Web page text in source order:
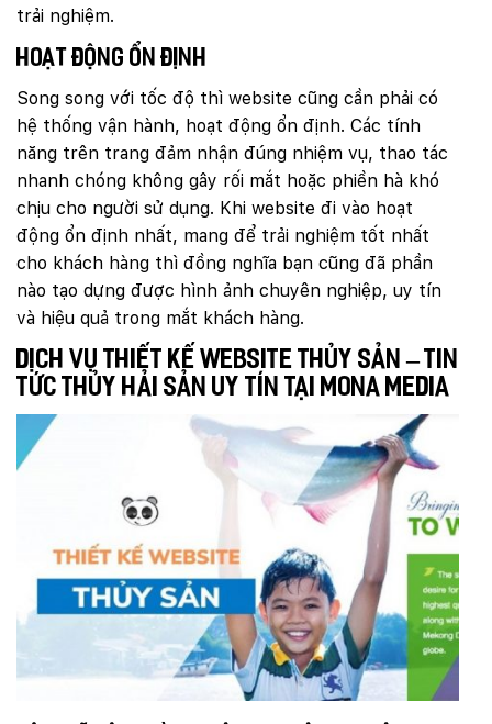
trải nghiệm.
Hoạt động ổn định
Song song với tốc độ thì website cũng cần phải có
hệ thống vận hành, hoạt động ổn định. Các tính
năng trên trang đảm nhận đúng nhiệm vụ, thao tác
nhanh chóng không gây rối mắt hoặc phiền hà khó
chịu cho người sử dụng. Khi website đi vào hoạt
động ổn định nhất, mang để trải nghiệm tốt nhất
cho khách hàng thì đồng nghĩa bạn cũng đã phần
nào tạo dựng được hình ảnh chuyên nghiệp, uy tín
và hiệu quả trong mắt khách hàng.
Dịch vụ thiết kế website thủy sản – tin
tức thủy hải sản uy tín tại Mona Media